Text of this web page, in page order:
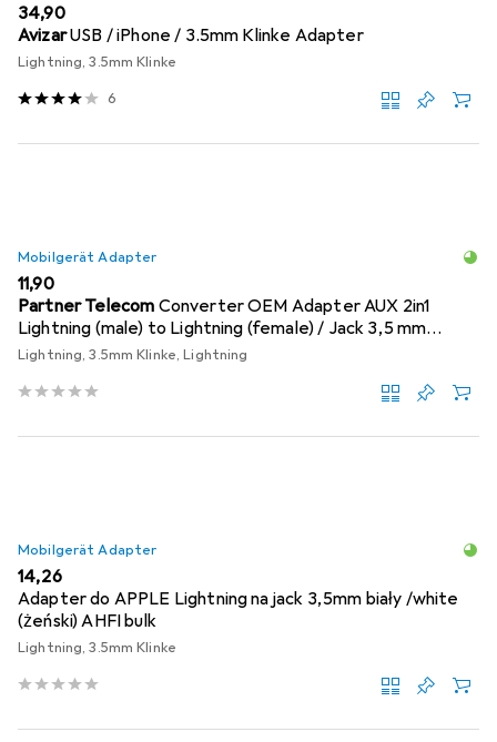
EUR
34,90
AvizarUSB / iPhone / 3.5mm Klinke Adapter
Lightning, 3.5mm Klinke
6
Mobilgerät Adapter
EUR
11,90
Partner Telecom Converter OEM Adapter AUX 2in1
Lightning (male) to Lightning (female) / Jack 3,5 mm
(female) silver
Lightning, 3.5mm Klinke, Lightning
Mobilgerät Adapter
EUR
14,26
Adapter do APPLE Lightning na jack 3,5mm biały /white
(żeński) AHFI bulk
Lightning, 3.5mm Klinke